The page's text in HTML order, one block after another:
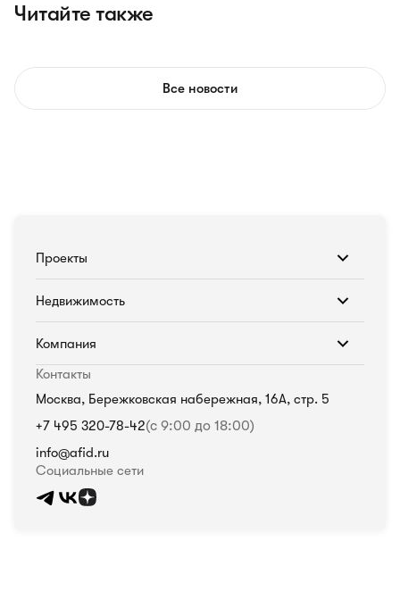
Читайте также
Все новости
Проекты
Недвижимость
Компания
Контакты
Москва, Бережковская набережная, 16А, стр. 5
+7 495 320-78-42(с 9:00 до 18:00)
info@afid.ru
Социальные сети